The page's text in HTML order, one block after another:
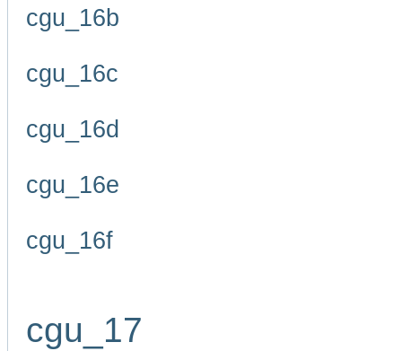
cgu_16b
cgu_16c
cgu_16d
cgu_16e
cgu_16f
cgu_17